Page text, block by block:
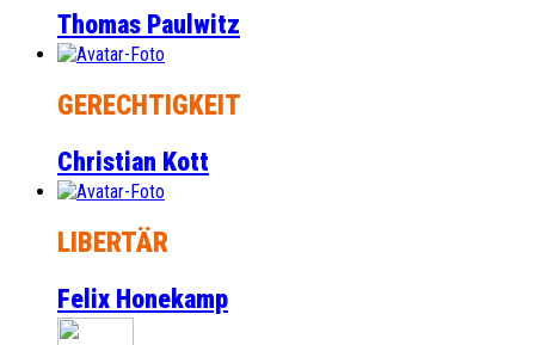
Thomas Paulwitz
GERECHTIGKEIT
Christian Kott
LIBERTÄR
Felix Honekamp